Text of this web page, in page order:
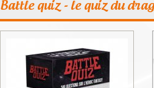
Battle quiz - le quiz du